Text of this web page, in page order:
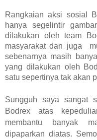
Rangkaian aksi sosial
hanya segelintir
dilakukan oleh team
masyarakat dan juga
sebenarnya masih
yang dilakukan oleh
satu sepertinya tak akan
Sungguh saya sangat
Bodrex atas
membantu banyak
dipaparkan diatas.